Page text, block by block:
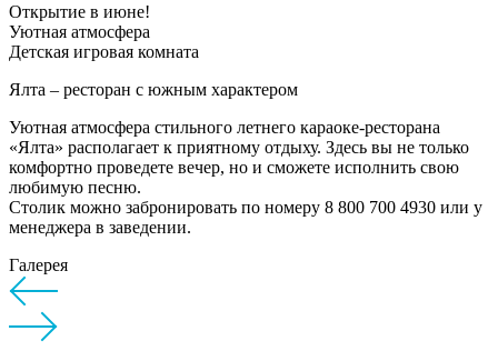
Открытие в июне!
Уютная атмосфера
Детская игровая комната
Ялта – ресторан с южным характером
Уютная атмосфера стильного летнего караоке-ресторана
«Ялта» располагает к приятному отдыху. Здесь вы не только
комфортно проведете вечер, но и сможете исполнить свою
любимую песню.
Столик можно забронировать по номеру 8 800 700 4930 или у
менеджера в заведении.
Галерея